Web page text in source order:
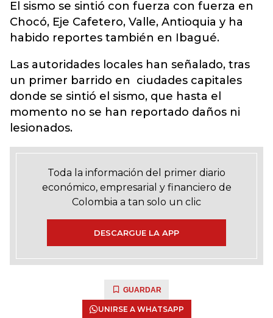
El sismo se sintió con fuerza con fuerza en
Chocó, Eje Cafetero, Valle, Antioquia y ha
habido reportes también en Ibagué.
Las autoridades locales han señalado, tras
un primer barrido en ciudades capitales
donde se sintió el sismo, que hasta el
momento no se han reportado daños ni
lesionados.
Toda la información del primer diario
económico, empresarial y financiero de
Colombia a tan solo un clic
DESCARGUE LA APP
GUARDAR
UNIRSE A WHATSAPP